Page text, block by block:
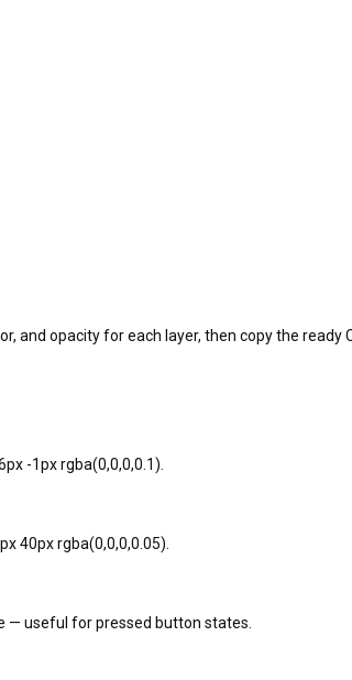
and opacity for each layer, then copy the ready
-1px rgba(0,0,0,0.1).
40px rgba(0,0,0,0.05).
— useful for pressed button states.